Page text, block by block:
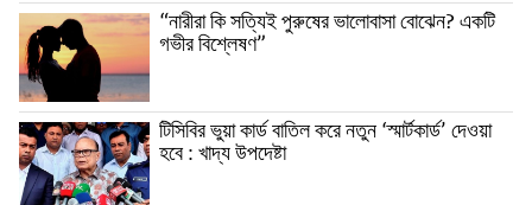
“নারীরা কি সত্যিই পুরুষের ভালোবাসা বোঝেন? একটি
গভীর বিশ্লেষণ”
টিসিবির ভুয়া কার্ড বাতিল করে নতুন ‘স্মার্টকার্ড’ দেওয়া
হবে : খাদ্য উপদেষ্টা